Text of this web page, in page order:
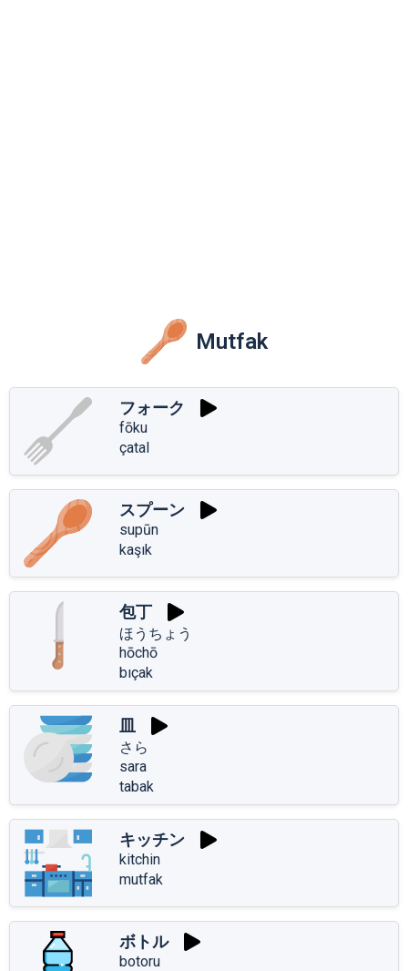
Mutfak
フォーク
fōku
çatal
スプーン
supūn
kaşık
包丁
ほうちょう
hōchō
bıçak
皿
さら
sara
tabak
キッチン
kitchin
mutfak
ボトル
botoru